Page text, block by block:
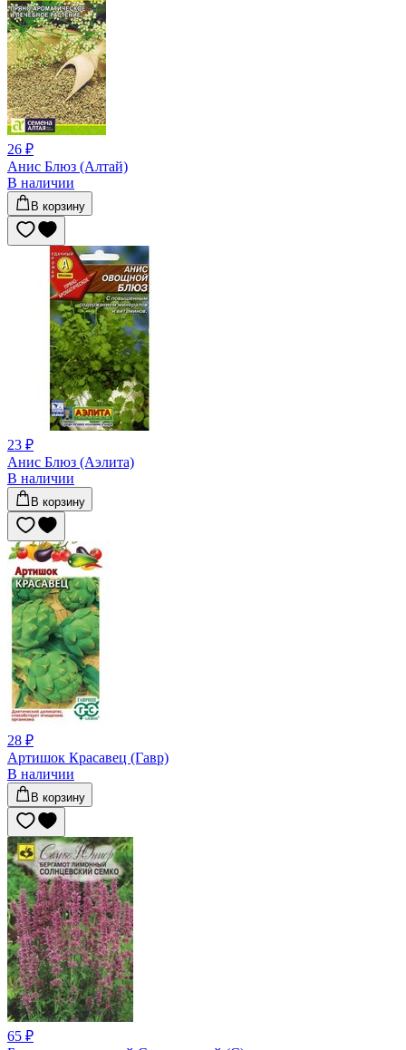
26 ₽
Анис Блюз (Алтай)
В наличии
В корзину
23 ₽
Анис Блюз (Аэлита)
В наличии
В корзину
28 ₽
Артишок Красавец (Гавр)
В наличии
В корзину
65 ₽